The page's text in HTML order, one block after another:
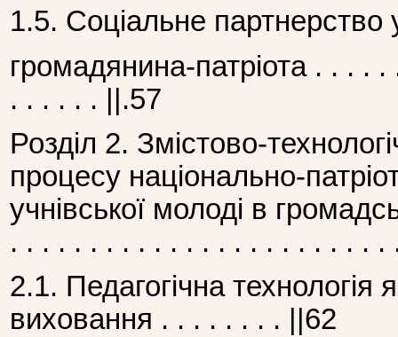
1.5. Соціальне партнерство
громадянина-патріота . . . .
. . . . . . ||.57
Розділ 2. Змістово-
процесу національно-
учнівської молоді в
. . . . . . . . . . . . . . . . . . . . . . . .
2.1. Педагогічна технологія
виховання . . . . . . . . ||62